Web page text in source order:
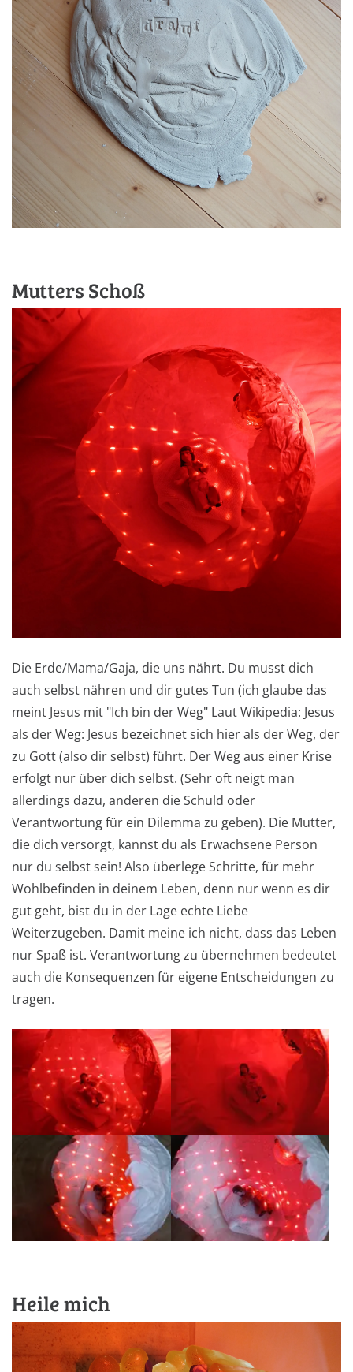
Mutters Schoß
Die Erde/Mama/Gaja, die uns nährt. Du musst dich
auch selbst nähren und dir gutes Tun (ich glaube das
meint Jesus mit "Ich bin der Weg" Laut Wikipedia: Jesus
als der Weg: Jesus bezeichnet sich hier als der Weg, der
zu Gott (also dir selbst) führt. Der Weg aus einer Krise
erfolgt nur über dich selbst. (Sehr oft neigt man
allerdings dazu, anderen die Schuld oder
Verantwortung für ein Dilemma zu geben). Die Mutter,
die dich versorgt, kannst du als Erwachsene Person
nur du selbst sein! Also überlege Schritte, für mehr
Wohlbefinden in deinem Leben, denn nur wenn es dir
gut geht, bist du in der Lage echte Liebe
Weiterzugeben. Damit meine ich nicht, dass das Leben
nur Spaß ist. Verantwortung zu übernehmen bedeutet
auch die Konsequenzen für eigene Entscheidungen zu
tragen.
Heile mich